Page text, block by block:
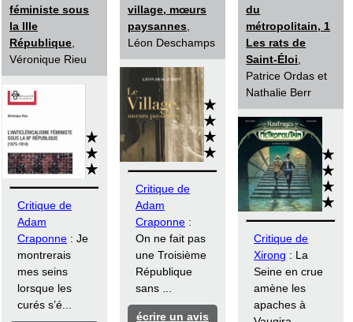
féministe sous
la IIIe
République
Véronique Rieu
Critique de
Adam
Craponne : Je
montrerais
mes seins
lorsque les
curés s’é...
village, mœurs
paysannes
Léon Deschamps
Critique de
Adam
Craponne :
On ne fait pas
une Troisième
République
sans ...
écrire un avis
du
métropolitain, 1
Les rats de
Saint-Éloi
Patrice Ordas et
Nathalie Berr
Critique de
Xirong : La
Seine en crue
amène les
apaches à